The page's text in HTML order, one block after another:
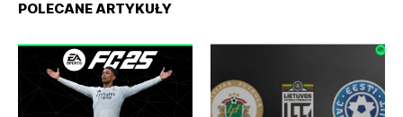
POLECANE ARTYKUŁY